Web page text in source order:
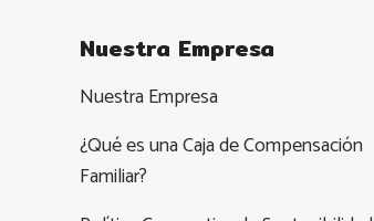
Nuestra Empresa
Nuestra Empresa
¿Qué es una Caja de Compensación
Familiar?